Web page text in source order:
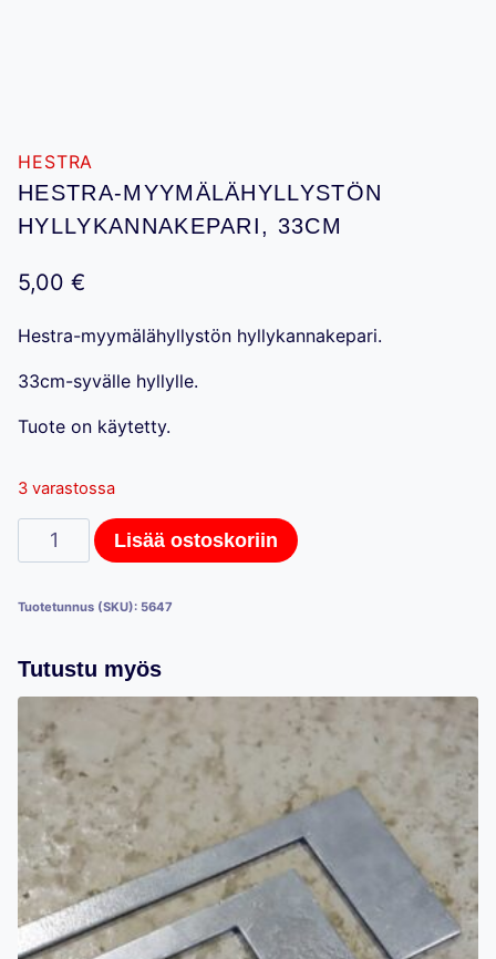
HESTRA
HESTRA-MYYMÄLÄHYLLYSTÖN
HYLLYKANNAKEPARI, 33CM
5,00 €
Hestra-myymälähyllystön hyllykannakepari.
33cm-syvälle hyllylle.
Tuote on käytetty.
3 varastossa
Hestra-
myymälähyllystön
33cm
Lisää ostoskoriin
Tuotetunnus (SKU): 5647
Tutustu myös